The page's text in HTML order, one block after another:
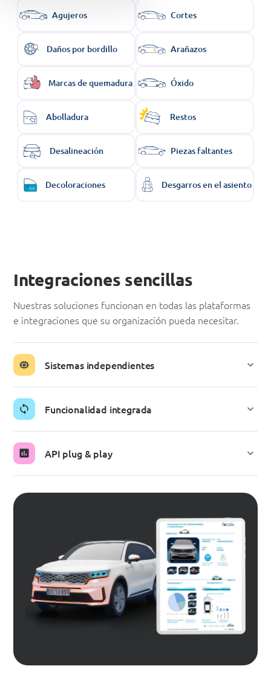
Agujeros Cortes
Daños por bordillo Arañazos
Marcas de quemadura Óxido
Abolladura Restos
Desalineación Piezas faltantes
Decoloraciones Desgarros en el asiento
Integraciones sencillas
Nuestras soluciones funcionan en todas las plataformas
e integraciones que su organización pueda necesitar.
Sistemas independientes
Funcionalidad integrada
API plug & play